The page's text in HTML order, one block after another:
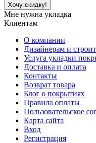
Хочу скидку!
Мне нужна укладка
Клиентам
О компании
Дизайнерам и
Услуга укладки
Доставка и оплата
Контакты
Возврат товара
Блог о покрытиях
Правила оплаты
Пользовательское
Карта сайта
Вход
Регистрация